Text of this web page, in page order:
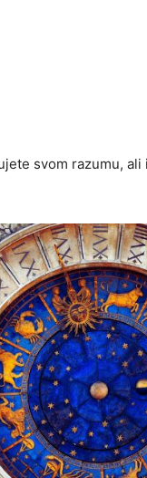
svom razumu,